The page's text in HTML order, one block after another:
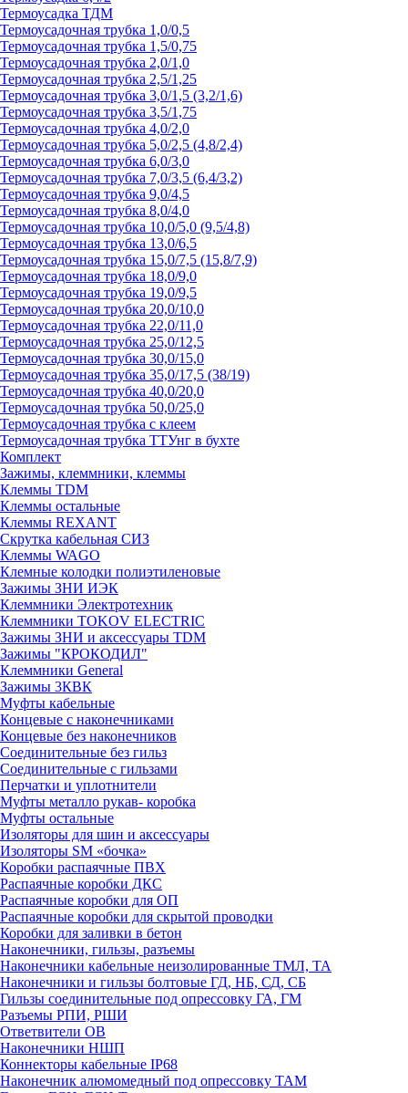
Термоусадка ТДМ
Термоусадочная трубка 1,0/0,5
Термоусадочная трубка 1,5/0,75
Термоусадочная трубка 2,0/1,0
Термоусадочная трубка 2,5/1,25
Термоусадочная трубка 3,0/1,5 (3,2/1,6)
Термоусадочная трубка 3,5/1,75
Термоусадочная трубка 4,0/2,0
Термоусадочная трубка 5,0/2,5 (4,8/2,4)
Термоусадочная трубка 6,0/3,0
Термоусадочная трубка 7,0/3,5 (6,4/3,2)
Термоусадочная трубка 9,0/4,5
Термоусадочная трубка 8,0/4,0
Термоусадочная трубка 10,0/5,0 (9,5/4,8)
Термоусадочная трубка 13,0/6,5
Термоусадочная трубка 15,0/7,5 (15,8/7,9)
Термоусадочная трубка 18,0/9,0
Термоусадочная трубка 19,0/9,5
Термоусадочная трубка 20,0/10,0
Термоусадочная трубка 22,0/11,0
Термоусадочная трубка 25,0/12,5
Термоусадочная трубка 30,0/15,0
Термоусадочная трубка 35,0/17,5 (38/19)
Термоусадочная трубка 40,0/20,0
Термоусадочная трубка 50,0/25,0
Термоусадочная трубка с клеем
Термоусадочная трубка ТТУнг в бухте
Комплект
Зажимы, клеммники, клеммы
Клеммы TDM
Клеммы остальные
Клеммы REXANT
Скрутка кабельная СИЗ
Клеммы WAGO
Клемные колодки полиэтиленовые
Зажимы ЗНИ ИЭК
Клеммники Электротехник
Клеммники TOKOV ELECTRIC
Зажимы ЗНИ и аксессуары TDM
Зажимы "КРОКОДИЛ"
Клеммники General
Зажимы 3КВК
Муфты кабельные
Концевые с наконечниками
Концевые без наконечников
Соединительные без гильз
Соединительные с гильзами
Перчатки и уплотнители
Муфты металло рукав- коробка
Муфты остальные
Изоляторы для шин и аксессуары
Изоляторы SM «бочка»
Коробки распаячные ПВХ
Распаячные коробки ДКС
Распаячные коробки для ОП
Распаячные коробки для скрытой проводки
Коробки для заливки в бетон
Наконечники, гильзы, разъемы
Наконечники кабельные неизолированные ТМЛ, ТА
Наконечники и гильзы болтовые ГД, НБ, СД, СБ
Гильзы соединительные под опрессовку ГА, ГМ
Разъемы РПИ, РШИ
Ответвители ОВ
Наконечники НШП
Коннекторы кабельные IP68
Наконечник алюмомедный под опрессовку ТАМ